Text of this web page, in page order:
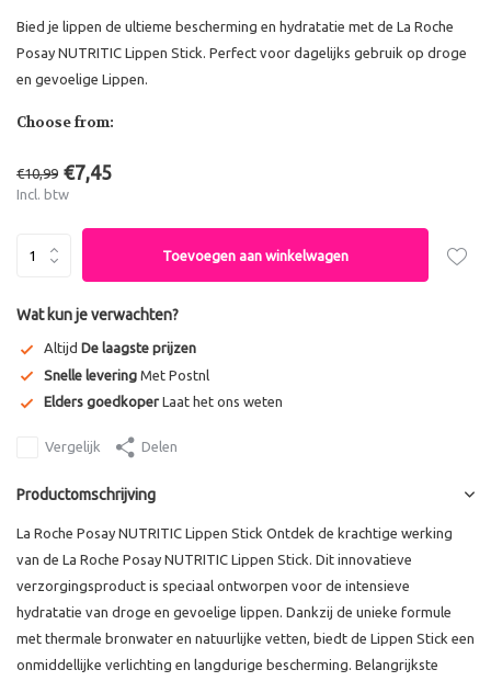
Bied je lippen de ultieme bescherming en hydratatie met de La Roche
Posay NUTRITIC Lippen Stick. Perfect voor dagelijks gebruik op droge
en gevoelige Lippen.
Choose from:
€10,99 €7,45
Incl. btw
Toevoegen aan winkelwagen
Wat kun je verwachten?
Altijd De laagste prijzen
Snelle levering Met Postnl
Elders goedkoper Laat het ons weten
Vergelijk Delen
Productomschrijving
La Roche Posay NUTRITIC Lippen Stick Ontdek de krachtige werking
van de La Roche Posay NUTRITIC Lippen Stick. Dit innovatieve
verzorgingsproduct is speciaal ontworpen voor de intensieve
hydratatie van droge en gevoelige lippen. Dankzij de unieke formule
met thermale bronwater en natuurlijke vetten, biedt de Lippen Stick een
onmiddellijke verlichting en langdurige bescherming. Belangrijkste